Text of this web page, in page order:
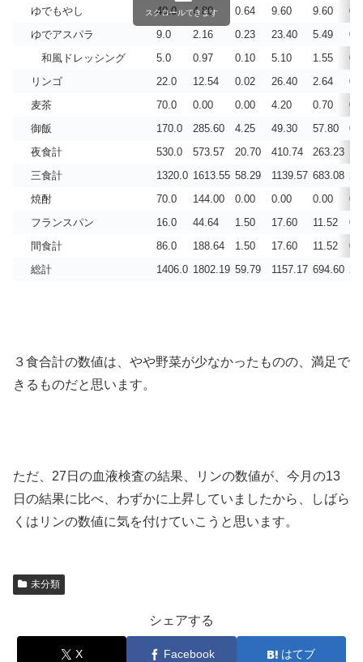
ゆでもやし
40.0 4.80 0.64 9.60 9.60
ゆでアスパラ
9.0 2.16 0.23 23.40 5.49
和風ドレッシング
5.0 0.97 0.10 5.10 1.55
リンゴ
22.0 12.54 0.02 26.40 2.64
麦茶
70.0 0.00 0.00 4.20 0.70
御飯
170.0 285.60 4.25 49.30 57.80
夜食計
530.0 573.57 20.70 410.74 263.23
三食計
1320.0 1613.55 58.29 1139.57 683.08
焼酎
70.0 144.00 0.00 0.00 0.00
フランスパン
16.0 44.64 1.50 17.60 11.52
間食計
86.0 188.64 1.50 17.60 11.52
総計
1406.0 1802.19 59.79 1157.17 694.60
スクロールできます
３食合計の数値は、やや野菜が少なかったものの、満足で
きるものだと思います。
ただ、27日の血液検査の結果、リンの数値が、今月の13
日の結果に比べ、わずかに上昇していましたから、しばら
くはリンの数値に気を付けていこうと思います。
未分類
シェアする
X Facebook はてブ